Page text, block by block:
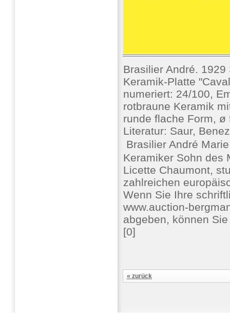
Brasilier André.
Keramik-Platte
numeriert: 24/100,
rotbraune Keramik
runde flache Form,
Literatur: Saur,
 Brasilier André
Keramiker Sohn des
Licette Chaumont,
zahlreichen
Wenn Sie Ihre
www.auction-
abgeben, können
[0]
« zurück